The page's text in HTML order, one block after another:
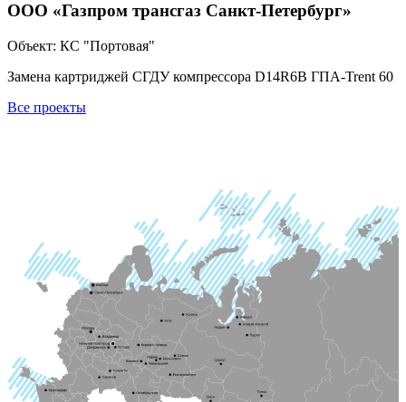
ООО «Газпром трансгаз Санкт-Петербург»
Объект: КС "Портовая"
Замена картриджей СГДУ компрессора D14R6B ГПА-Trent 60
Все проекты